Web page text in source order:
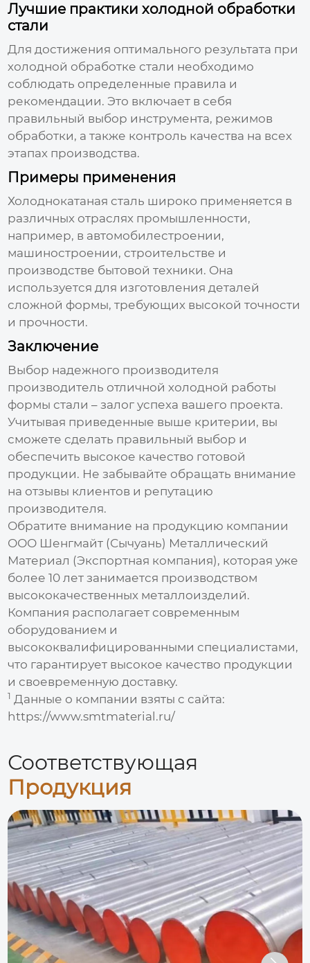
Лучшие практики холодной обработки
стали
Для достижения оптимального результата при
холодной обработке стали необходимо
соблюдать определенные правила и
рекомендации. Это включает в себя
правильный выбор инструмента, режимов
обработки, а также контроль качества на всех
этапах производства.
Примеры применения
Холоднокатаная сталь широко применяется в
различных отраслях промышленности,
например, в автомобилестроении,
машиностроении, строительстве и
производстве бытовой техники. Она
используется для изготовления деталей
сложной формы, требующих высокой точности
и прочности.
Заключение
Выбор надежного производителя
производитель отличной холодной работы
формы стали – залог успеха вашего проекта.
Учитывая приведенные выше критерии, вы
сможете сделать правильный выбор и
обеспечить высокое качество готовой
продукции. Не забывайте обращать внимание
на отзывы клиентов и репутацию
производителя.
Обратите внимание на продукцию компании
ООО Шенгмайт (Сычуань) Металлический
Материал (Экспортная компания), которая уже
более 10 лет занимается производством
высококачественных металлоизделий.
Компания располагает современным
оборудованием и
высококвалифицированными специалистами,
что гарантирует высокое качество продукции
и своевременную доставку.
1 Данные о компании взяты с сайта:
https://www.smtmaterial.ru/
Соответствующая
Продукция